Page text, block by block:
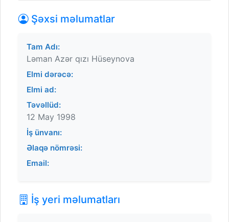
Şəxsi məlumatlar
Tam Adı:
Ləman Azər qızı Hüseynova
Elmi dərəcə:
Elmi ad:
Təvəllüd:
12 May 1998
İş ünvanı:
Əlaqə nömrəsi:
Email:
İş yeri məlumatları